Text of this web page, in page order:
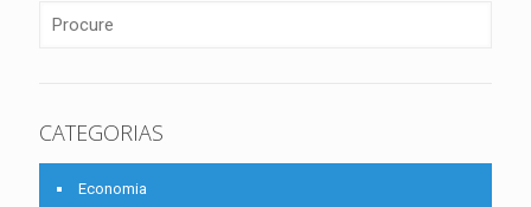
CATEGORIAS
Economia